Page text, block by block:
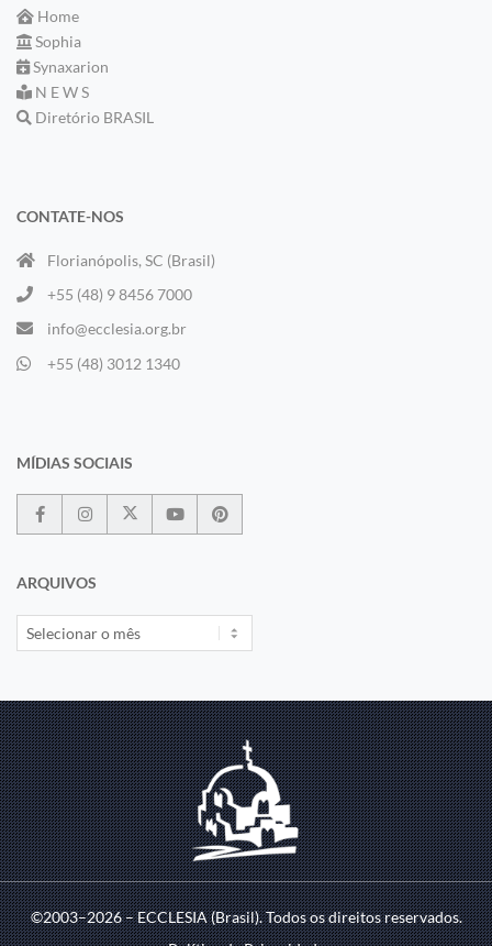
Home
Sophia
Synaxarion
N E W S
Diretório BRASIL
CONTATE-NOS
Florianópolis, SC (Brasil)
+55 (48) 9 8456 7000
info@ecclesia.org.br
+55 (48) 3012 1340
MÍDIAS SOCIAIS
ARQUIVOS
©2003–2026 – ECCLESIA (Brasil). Todos os direitos reservados.